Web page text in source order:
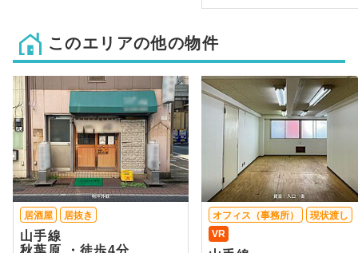
このエリアの他の物件
居酒屋 居抜き
山手線
秋葉原 ・徒歩4分
オフィス（事務所）
現状渡し
VR